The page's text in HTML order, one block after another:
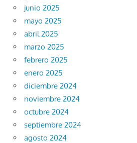
junio 2025
mayo 2025
abril 2025
marzo 2025
febrero 2025
enero 2025
diciembre 2024
noviembre 2024
octubre 2024
septiembre 2024
agosto 2024